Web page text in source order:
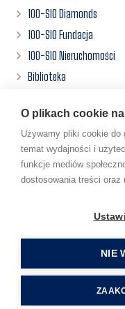
100-SIO Diamonds
100-SIO Fundacja
100-SIO Nieruchomości
Biblioteka
Działalności
Filmy
Książki
www
“100-SIO” BLOG SP. Z
6692558068 | REGON
O plikach cookie
Używamy pliki cookie do
temat wydajności i
funkcje mediów
dostosowania treści oraz
NIE